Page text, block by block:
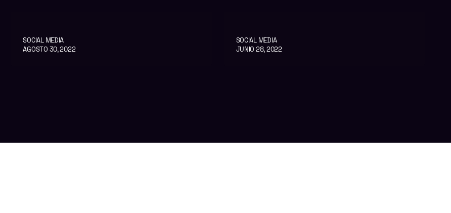
SOCIAL MEDIA
AGOSTO 30, 2022
SOCIAL MEDIA
JUNIO 28, 2022